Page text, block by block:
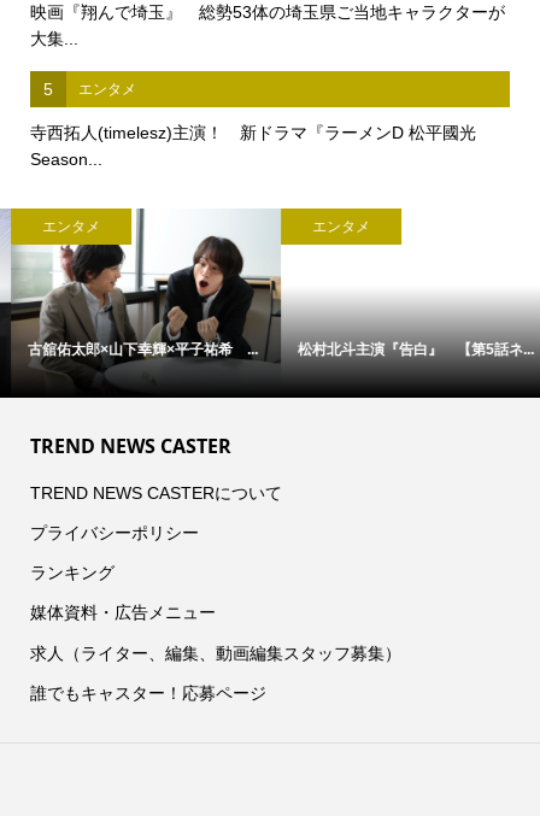
映画『翔んで埼玉』 総勢53体の埼玉県ご当地キャラクターが
大集...
5 エンタメ
寺西拓人(timelesz)主演！ 新ドラマ『ラーメンD 松平國光
Season...
エンタメ
松村北斗主演『告白』 【第5話ネ...
エンタメ
アン・ハサウェイ×ユアン・マクレ...
TREND NEWS CASTER
TREND NEWS CASTERについて
プライバシーポリシー
ランキング
媒体資料・広告メニュー
求人（ライター、編集、動画編集スタッフ募集）
誰でもキャスター！応募ページ